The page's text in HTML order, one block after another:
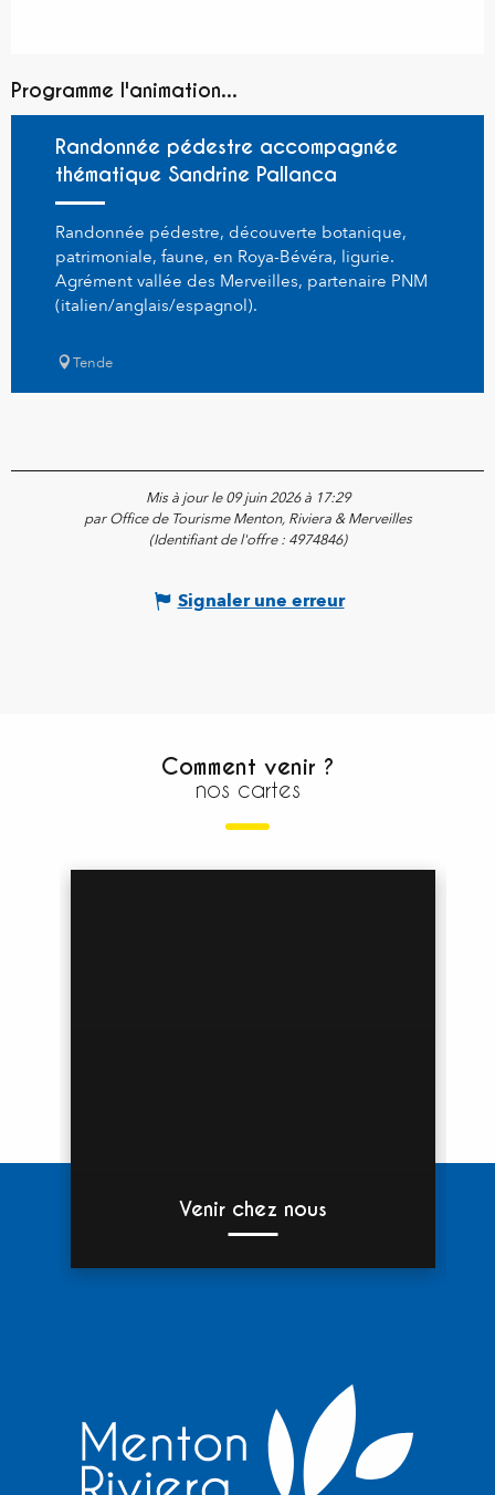
Programme l'animation...
Randonnée pédestre accompagnée
thématique Sandrine Pallanca
Randonnée pédestre, découverte botanique,
patrimoniale, faune, en Roya-Bévéra, ligurie.
Agrément vallée des Merveilles, partenaire PNM
(italien/anglais/espagnol).
Tende
Mis à jour le 09 juin 2026 à 17:29
par Office de Tourisme Menton, Riviera & Merveilles
(Identifiant de l'offre : 4974846)
Signaler une erreur
Comment venir ?
nos cartes
Venir chez nous